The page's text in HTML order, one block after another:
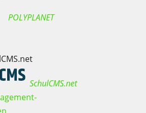
POLYPLANET
SchulCMS.net